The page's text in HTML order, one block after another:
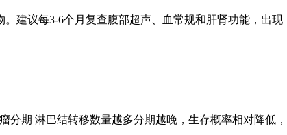
建议每3-6个月复查腹部超声、血常规和肝肾功能，出现
期 淋巴结转移数量越多分期越晚，生存概率相对降低，